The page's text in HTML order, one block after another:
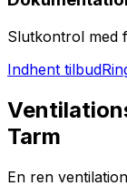
Slutkontrol med
Indhent tilbud
Tarm
En ren